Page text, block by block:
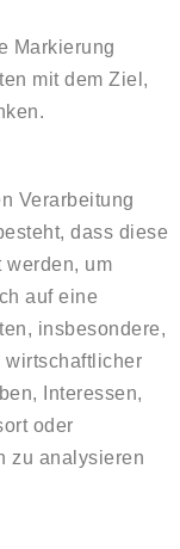
Markierung
mit dem Ziel,
Verarbeitung
dass diese
werden, um
auf eine
insbesondere,
wirtschaftlicher
Interessen,
oder
zu analysieren